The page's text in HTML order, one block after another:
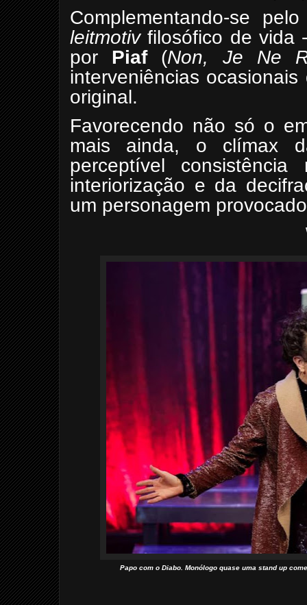
Complementando-se
leitmotivfilosófico de vida
por Piaf(Non, Je Ne
interveniências
original.
Favorecendo não só o
mais ainda, o clímax
perceptível
interiorização e da
um personagem
Papo com o Diabo. Monólogo quase uma stand up